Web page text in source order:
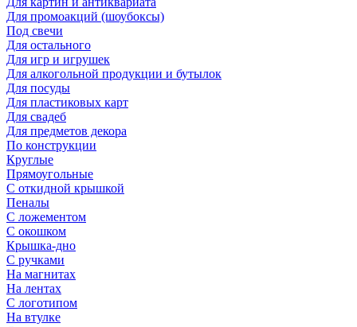
Для промоакций (шоубоксы)
Под свечи
Для остального
Для игр и игрушек
Для алкогольной продукции и бутылок
Для посуды
Для пластиковых карт
Для свадеб
Для предметов декора
По конструкции
Круглые
Прямоугольные
С откидной крышкой
Пеналы
С ложементом
С окошком
Крышка-дно
С ручками
На магнитах
На лентах
С логотипом
На втулке